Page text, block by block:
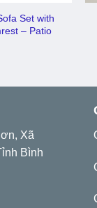
Set with
– Patio
Xã
Bình